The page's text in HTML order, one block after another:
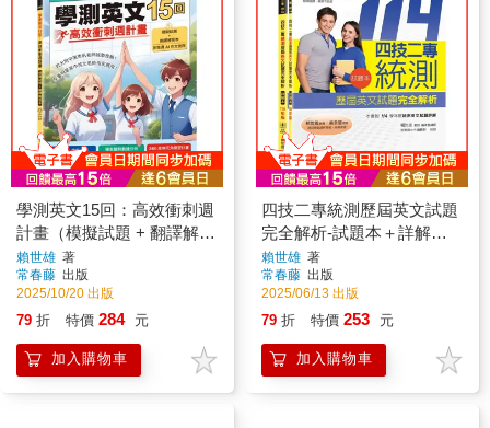
學測英文15回：高效衝刺週
計畫（模擬試題 + 翻譯解答
本+ 附免費AI作文批改）
賴世雄 著
常春藤 出版
2025/10/20 出版
79 折 特價 284 元
加入購物車
四技二專統測歷屆英文試題
完全解析-試題本＋詳解本
＋QR Code線上音檔(114年
版)
賴世雄 著
常春藤 出版
2025/06/13 出版
79 折 特價 253 元
加入購物車